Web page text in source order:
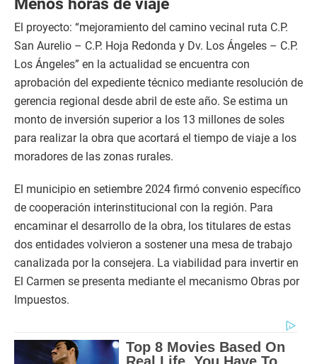
El proyecto: “mejoramiento del camino vecinal ruta C.P.
San Aurelio – C.P. Hoja Redonda y Dv. Los Ángeles – C.P.
Los Ángeles” en la actualidad se encuentra con
aprobación del expediente técnico mediante resolución de
gerencia regional desde abril de este año. Se estima un
monto de inversión superior a los 13 millones de soles
para realizar la obra que acortará el tiempo de viaje a los
moradores de las zonas rurales.
El municipio en setiembre 2024 firmó convenio específico
de cooperación interinstitucional con la región. Para
encaminar el desarrollo de la obra, los titulares de estas
dos entidades volvieron a sostener una mesa de trabajo
canalizada por la consejera. La viabilidad para invertir en
El Carmen se presenta mediante el mecanismo Obras por
Impuestos.